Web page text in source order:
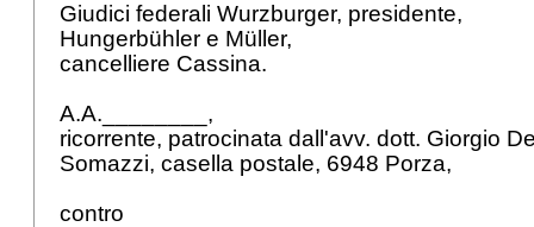
Giudici federali Wurzburger, presidente,
Hungerbühler e Müller,
cancelliere Cassina.
A.A.________,
ricorrente, patrocinata dall'avv. dott. Giorgio
Somazzi, casella postale, 6948 Porza,
contro